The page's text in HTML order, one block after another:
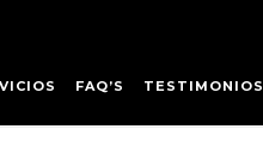
FAQ’S TESTIMONIOS